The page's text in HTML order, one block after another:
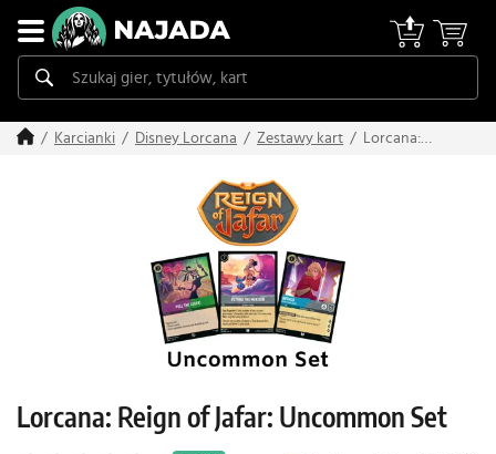
Karcianki Disney Lorcana Zestawy kart
Lorcana:
Lorcana: Reign of Jafar: Uncommon Set